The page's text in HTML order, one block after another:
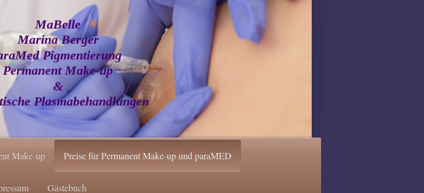
MaBelle
Marina Berger
Pigmentierung
Permanent Make-up
&
Plasmabehandlungen
Make-up Preise für Permanent Make-up und paraMED
Gästebuch